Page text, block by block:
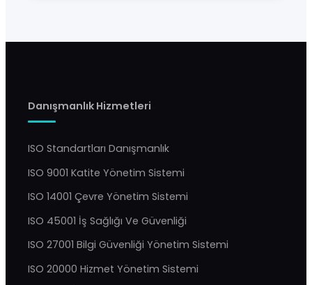
Danışmanlık Hizmetleri
ISO Standartları Danışmanlık
ISO 9001 Katite Yönetim Sistemi
ISO 14001 Çevre Yönetim Sistemi
ISO 45001 İş Sağlığı Ve Güvenliği
ISO 27001 Bilgi Güvenliği Yönetim Sistemi
ISO 20000 Hizmet Yönetim Sistemi